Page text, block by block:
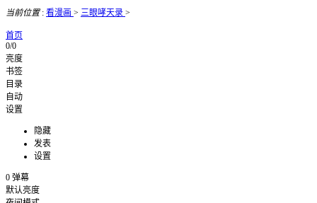
当前位置: 看漫画 > 三眼哮天录 >
首页
0/0
亮度
书签
目录
自动
设置
隐藏
发表
设置
0 弹幕
默认亮度